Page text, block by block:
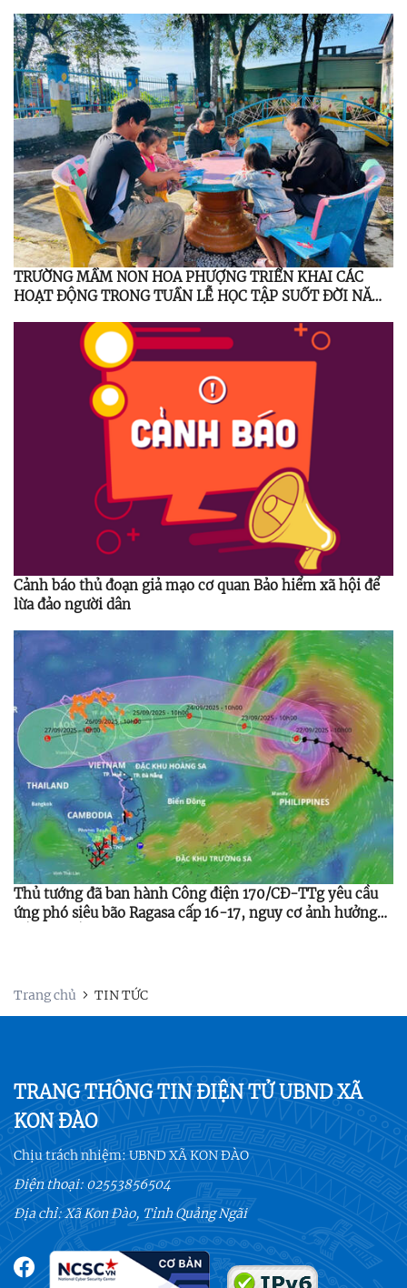
TRƯỜNG MẦM NON HOA PHƯỢNG TRIỂN KHAI CÁC
HOẠT ĐỘNG TRONG TUẦN LỄ HỌC TẬP SUỐT ĐỜI NĂM
Cảnh báo thủ đoạn giả mạo cơ quan Bảo hiểm xã hội để
lừa đảo người dân
Thủ tướng đã ban hành Công điện 170/CĐ-TTg yêu cầu
ứng phó siêu bão Ragasa cấp 16-17, nguy cơ ảnh hưởng
Trang chủ TIN TỨC
TRANG THÔNG TIN ĐIỆN TỬ UBND XÃ
KON ĐÀO
Chịu trách nhiệm:UBND XÃ KON ĐÀO
Điện thoại:02553856504
Địa chỉ: Xã Kon Đào, Tỉnh Quảng Ngãi